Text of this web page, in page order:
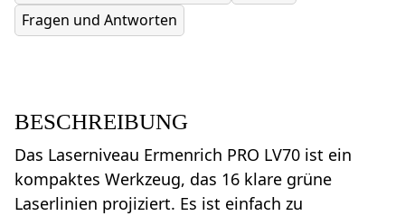
Fragen und Antworten
BESCHREIBUNG
Das Laserniveau Ermenrich PRO LV70 ist ein
kompaktes Werkzeug, das 16 klare grüne
Laserlinien projiziert. Es ist einfach zu